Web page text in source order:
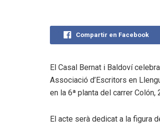
Compartir en Facebook
El Casal Bernat i Baldoví
Associació d’Escritors en
en la 6ª planta del carrer Colón,
El acte serà dedicat a la figura